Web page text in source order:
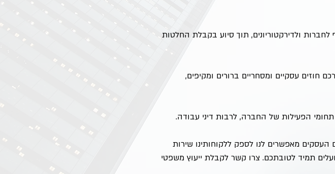
לחברות ולדירקטוריונים, תוך סיוע בקבלת החלטות
חוזים עסקיים ומסחריים ברורים ומקיפים,
הפעילות של החברה, לרבות דיני עבודה.
מאפשרים לנו לספק ללקוחותינו שירות
תמיד לטובתכם. צרו קשר לקבלת ייעוץ משפטי